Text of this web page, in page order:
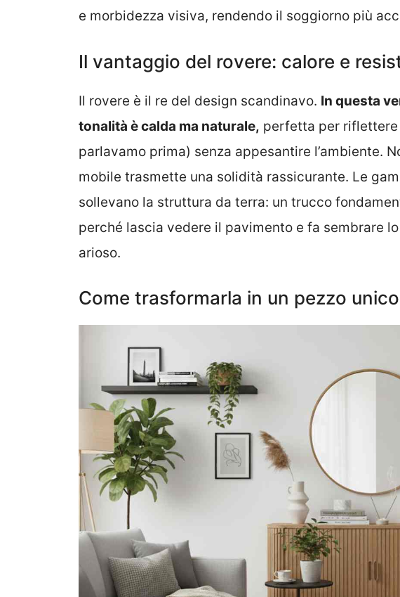
e morbidezza visiva, rendendo il soggiorno più
Il vantaggio del rovere: calore e
Il rovere è il re del design scandinavo. In questa
tonalità è calda ma naturale, perfetta per riflettere
parlavamo prima) senza appesantire l’ambiente.
mobile trasmette una solidità rassicurante. Le
sollevano la struttura da terra: un trucco
perché lascia vedere il pavimento e fa sembrare
arioso.
Come trasformarla in un pezzo